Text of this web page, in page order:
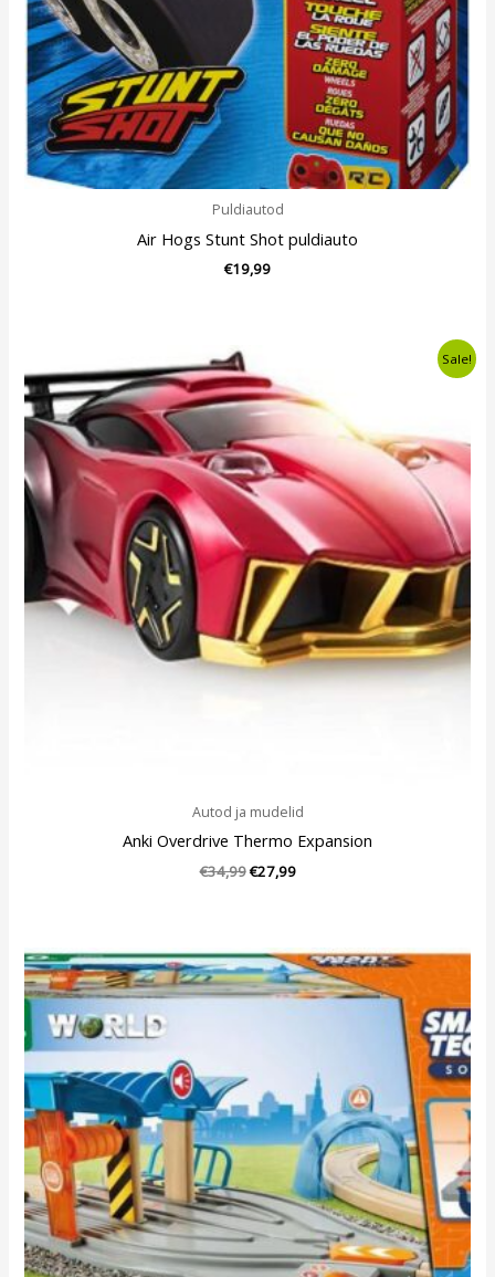
Puldiautod
Air Hogs Stunt Shot puldiauto
€19,99
Sale!
Autod ja mudelid
Anki Overdrive Thermo Expansion
€34,99
hind
oli:
€34,99.
€27,99
is:
€27,99.